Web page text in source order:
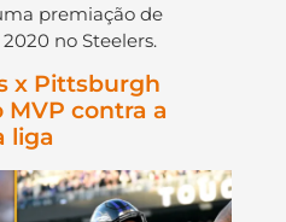
premiação de
no Steelers.
x Pittsburgh
contra a
liga